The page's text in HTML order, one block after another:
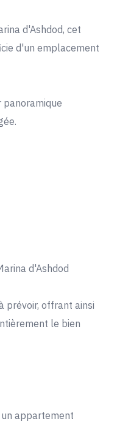
d'Ashdod, cet
d'un emplacement
panoramique
d'Ashdod
prévoir, offrant ainsi
le bien
appartement